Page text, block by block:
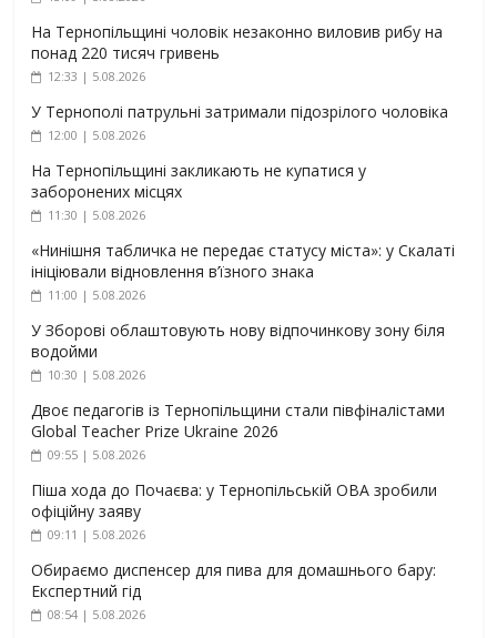
На Тернопільщині чоловік незаконно виловив рибу на
понад 220 тисяч гривень
12:33 | 5.08.2026
У Тернополі патрульні затримали підозрілого чоловіка
12:00 | 5.08.2026
На Тернопільщині закликають не купатися у
заборонених місцях
11:30 | 5.08.2026
«Нинішня табличка не передає статусу міста»: у Скалаті
ініціювали відновлення в’їзного знака
11:00 | 5.08.2026
У Зборові облаштовують нову відпочинкову зону біля
водойми
10:30 | 5.08.2026
Двоє педагогів із Тернопільщини стали півфіналістами
Global Teacher Prize Ukraine 2026
09:55 | 5.08.2026
Піша хода до Почаєва: у Тернопільській ОВА зробили
офіційну заяву
09:11 | 5.08.2026
Обираємо диспенсер для пива для домашнього бару:
Експертний гід
08:54 | 5.08.2026